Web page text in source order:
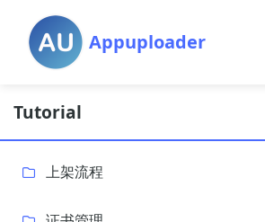
Appuploader
Tutorial
上架流程